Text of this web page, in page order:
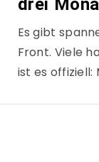
drei
Es gibt
Front. Viele
ist es offiziell: